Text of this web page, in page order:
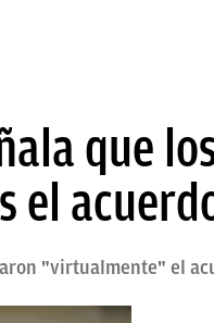
que
"virtualmente" el